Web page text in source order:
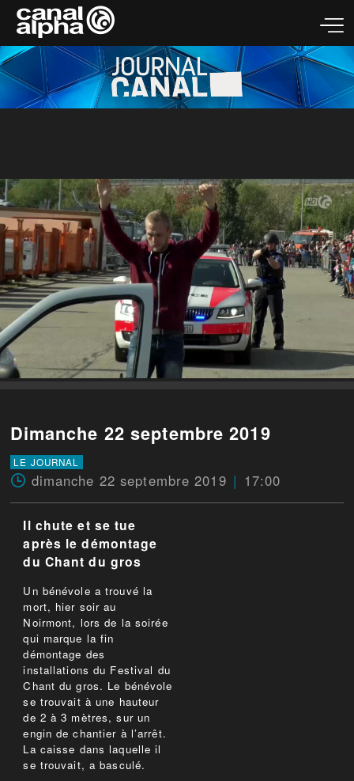
Dimanche 22 septembre 2019
LE JOURNAL
dimanche 22 septembre 2019 17:00
Il chute et se tue
après le démontage
du Chant du gros
Un bénévole a trouvé la
mort, hier soir au
Noirmont, lors de la soirée
qui marque la fin
démontage des
installations du Festival du
Chant du gros. Le bénévole
se trouvait à une hauteur
de 2 à 3 mètres, sur un
engin de chantier à l’arrêt.
La caisse dans laquelle il
se trouvait, a basculé.